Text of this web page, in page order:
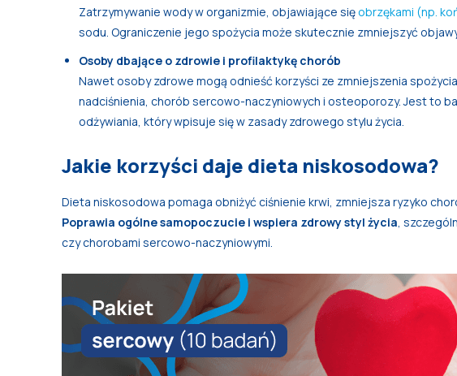
Zatrzymywanie wody w organizmie, objawiające sięobrzękami (np.
sodu. Ograniczenie jego spożycia może skutecznie zmniejszyć
Osoby dbające o zdrowie i profilaktykę chorób
Nawet osoby zdrowe mogą odnieść korzyści ze zmniejszenia
nadciśnienia, chorób sercowo-naczyniowych i osteoporozy. Jest to
odżywiania, który wpisuje się w zasady zdrowego stylu życia.
Jakie korzyści daje dieta niskosodowa?
Dieta niskosodowa pomaga obniżyć ciśnienie krwi, zmniejsza ryzyko
Poprawia ogólne samopoczucie i wspiera zdrowy styl życia,
czy chorobami sercowo-naczyniowymi.